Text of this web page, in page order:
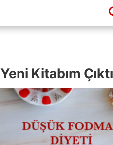
Yeni Kitabım Çıktı